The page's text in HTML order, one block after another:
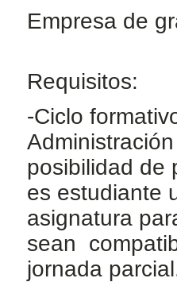
Empresa de
Requisitos:
-Ciclo
posibilidad de
es estudiante
asignatura
sean
jornada